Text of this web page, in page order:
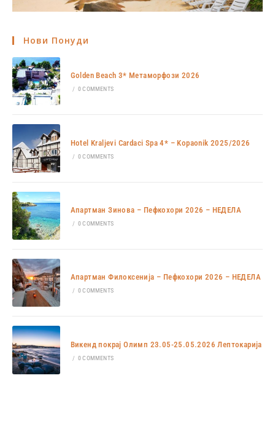
Нови Понуди
Golden Beach 3* Метаморфози 2026
/ 0 COMMENTS
Hotel Kraljevi Cardaci Spa 4* – Kopaonik 2025/2026
/ 0 COMMENTS
Апартман Зинова – Пефкохори 2026 – НЕДЕЛА
/ 0 COMMENTS
Апартман Филоксенија – Пефкохори 2026 – НЕДЕЛА
/ 0 COMMENTS
Викенд покрај Олимп 23.05-25.05.2026 Лептокарија
/ 0 COMMENTS